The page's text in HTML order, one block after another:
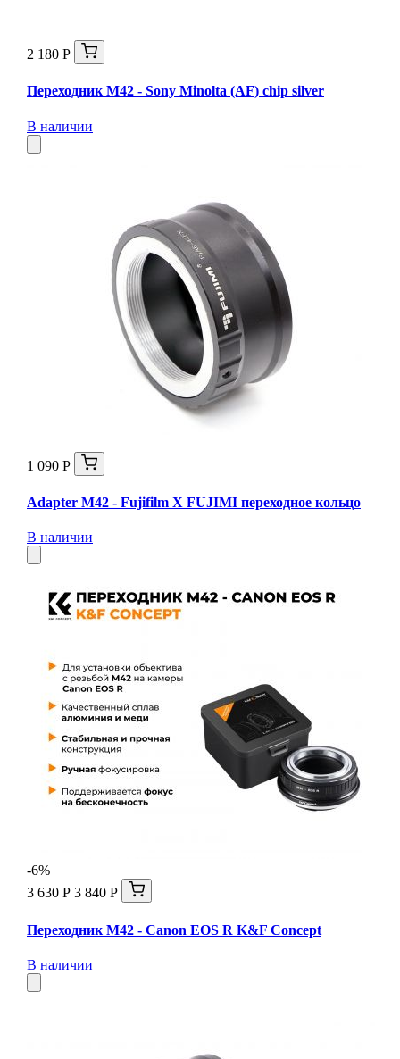
2 180 Р
Переходник M42 - Sony Minolta (AF) chip silver
В наличии
1 090 Р
Adapter M42 - Fujifilm X FUJIMI переходное кольцо
В наличии
-6%
3 630 Р 3 840 Р
Переходник M42 - Canon EOS R K&F Concept
В наличии